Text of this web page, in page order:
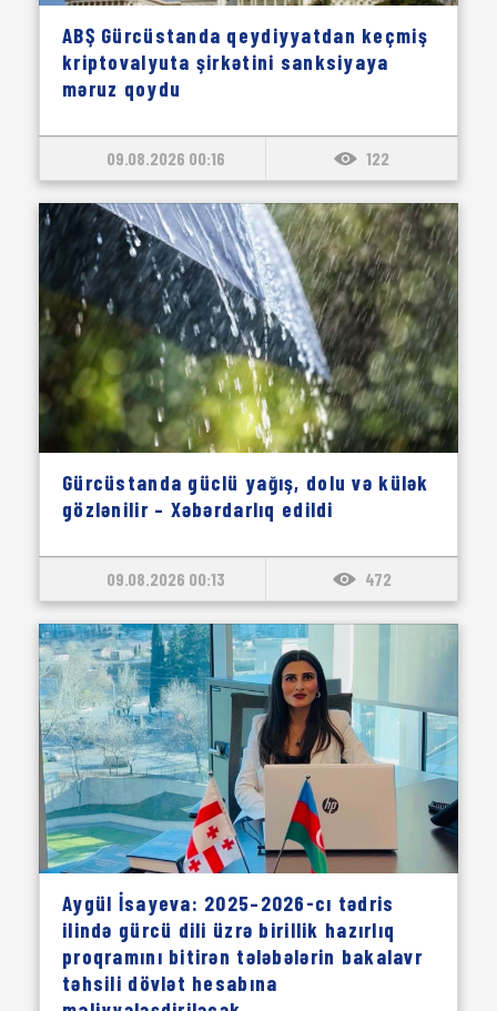
ABŞ Gürcüstanda qeydiyyatdan keçmiş
kriptovalyuta şirkətini sanksiyaya
məruz qoydu
09.08.2026 00:16 122
Gürcüstanda güclü yağış, dolu və külək
gözlənilir – Xəbərdarlıq edildi
09.08.2026 00:13 472
Aygül İsayeva: 2025–2026-cı tədris
ilində gürcü dili üzrə birillik hazırlıq
proqramını bitirən tələbələrin bakalavr
təhsili dövlət hesabına